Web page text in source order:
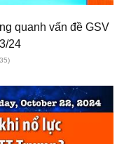
quanh vấn đề GSV
24